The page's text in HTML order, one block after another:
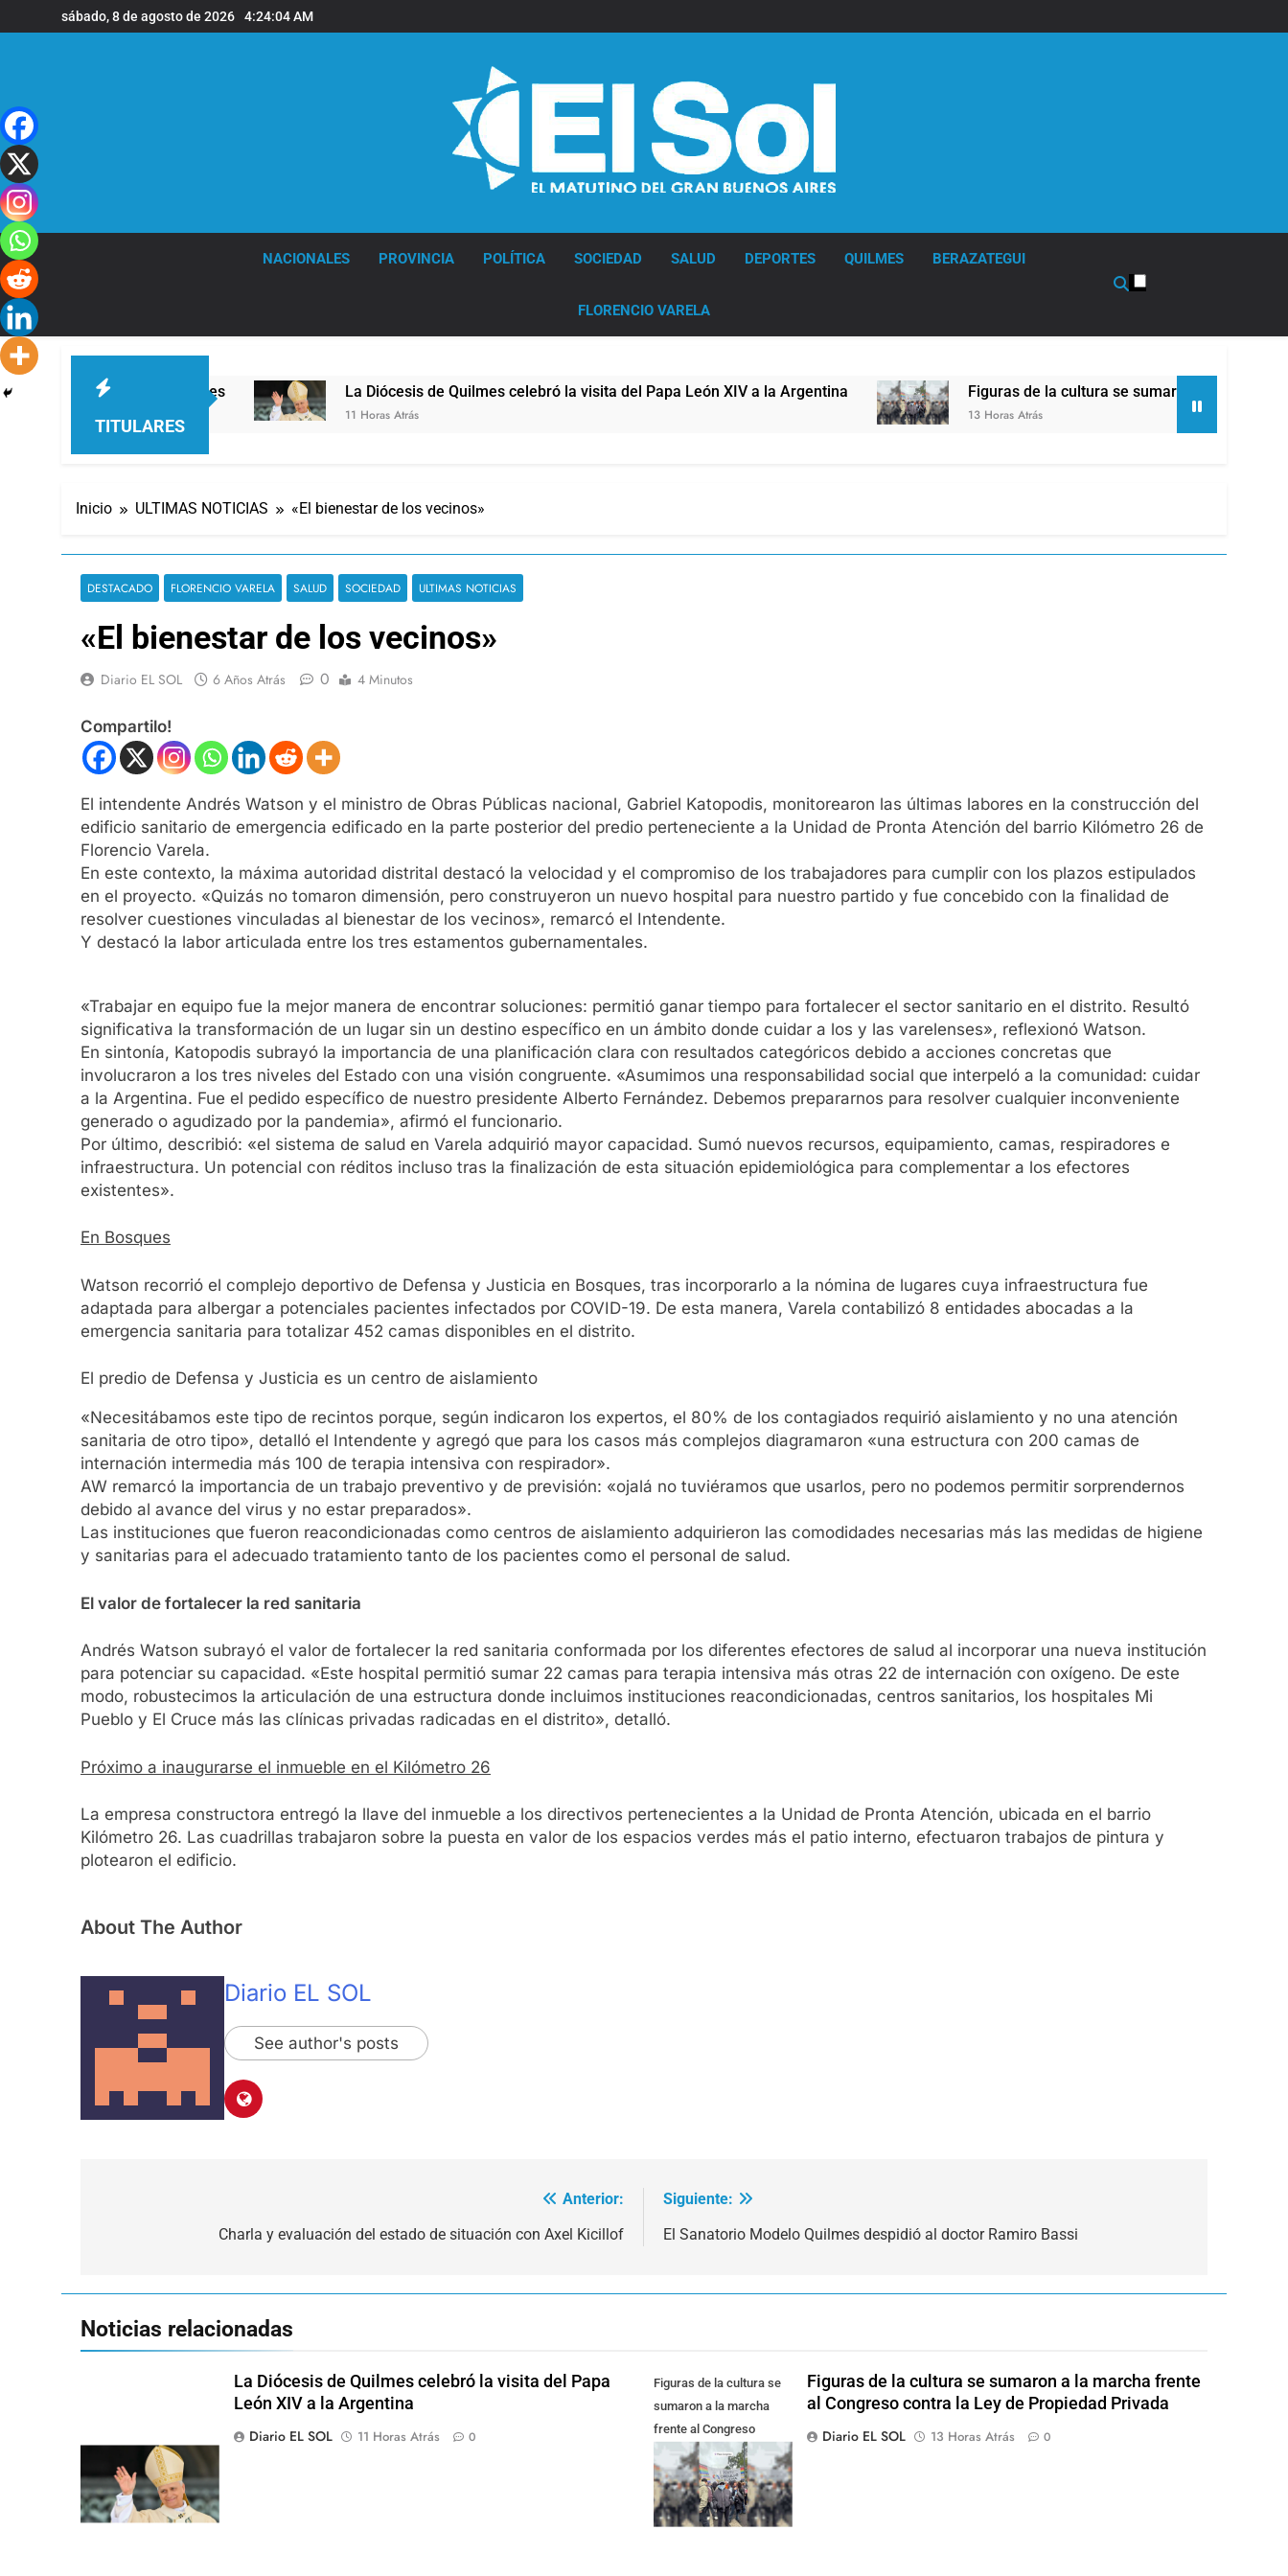
al
sábado, 8 de agosto de 2026 4:24:05 AM
NACIONALES PROVINCIA POLÍTICA SOCIEDAD SALUD DEPORTES QUILMES BERAZATEGUI
FLORENCIO VARELA
TITULARES
la sede de Quilmes La Diócesis de Quilmes celebró la visita del Papa León XIV a la Argentina
11 Horas Atrás
Figuras de la cultura se sumaron a la marcha frente al
13 Horas Atrás
Inicio ULTIMAS NOTICIAS «El bienestar de los vecinos»
DESTACADO FLORENCIO VARELA SALUD SOCIEDAD ULTIMAS NOTICIAS
«El bienestar de los vecinos»
Diario EL SOL 6 Años Atrás 0 4 Minutos
Compartilo!
El intendente Andrés Watson y el ministro de Obras Públicas nacional, Gabriel Katopodis, monitorearon las últimas labores en la construcción del
edificio sanitario de emergencia edificado en la parte posterior del predio perteneciente a la Unidad de Pronta Atención del barrio Kilómetro 26 de
Florencio Varela.
En este contexto, la máxima autoridad distrital destacó la velocidad y el compromiso de los trabajadores para cumplir con los plazos estipulados
en el proyecto. «Quizás no tomaron dimensión, pero construyeron un nuevo hospital para nuestro partido y fue concebido con la finalidad de
resolver cuestiones vinculadas al bienestar de los vecinos», remarcó el Intendente.
Y destacó la labor articulada entre los tres estamentos gubernamentales.
«Trabajar en equipo fue la mejor manera de encontrar soluciones: permitió ganar tiempo para fortalecer el sector sanitario en el distrito. Resultó
significativa la transformación de un lugar sin un destino específico en un ámbito donde cuidar a los y las varelenses», reflexionó Watson.
En sintonía, Katopodis subrayó la importancia de una planificación clara con resultados categóricos debido a acciones concretas que
involucraron a los tres niveles del Estado con una visión congruente. «Asumimos una responsabilidad social que interpeló a la comunidad: cuidar
a la Argentina. Fue el pedido específico de nuestro presidente Alberto Fernández. Debemos prepararnos para resolver cualquier inconveniente
generado o agudizado por la pandemia», afirmó el funcionario.
Por último, describió: «el sistema de salud en Varela adquirió mayor capacidad. Sumó nuevos recursos, equipamiento, camas, respiradores e
infraestructura. Un potencial con réditos incluso tras la finalización de esta situación epidemiológica para complementar a los efectores
existentes».
En Bosques
Watson recorrió el complejo deportivo de Defensa y Justicia en Bosques, tras incorporarlo a la nómina de lugares cuya infraestructura fue
adaptada para albergar a potenciales pacientes infectados por COVID-19. De esta manera, Varela contabilizó 8 entidades abocadas a la
emergencia sanitaria para totalizar 452 camas disponibles en el distrito.
El predio de Defensa y Justicia es un centro de aislamiento
«Necesitábamos este tipo de recintos porque, según indicaron los expertos, el 80% de los contagiados requirió aislamiento y no una atención
sanitaria de otro tipo», detalló el Intendente y agregó que para los casos más complejos diagramaron «una estructura con 200 camas de
internación intermedia más 100 de terapia intensiva con respirador».
AW remarcó la importancia de un trabajo preventivo y de previsión: «ojalá no tuviéramos que usarlos, pero no podemos permitir sorprendernos
debido al avance del virus y no estar preparados».
Las instituciones que fueron reacondicionadas como centros de aislamiento adquirieron las comodidades necesarias más las medidas de higiene
y sanitarias para el adecuado tratamiento tanto de los pacientes como el personal de salud.
El valor de fortalecer la red sanitaria
Andrés Watson subrayó el valor de fortalecer la red sanitaria conformada por los diferentes efectores de salud al incorporar una nueva institución
para potenciar su capacidad. «Este hospital permitió sumar 22 camas para terapia intensiva más otras 22 de internación con oxígeno. De este
modo, robustecimos la articulación de una estructura donde incluimos instituciones reacondicionadas, centros sanitarios, los hospitales Mi
Pueblo y El Cruce más las clínicas privadas radicadas en el distrito», detalló.
Próximo a inaugurarse el inmueble en el Kilómetro 26
La empresa constructora entregó la llave del inmueble a los directivos pertenecientes a la Unidad de Pronta Atención, ubicada en el barrio
Kilómetro 26. Las cuadrillas trabajaron sobre la puesta en valor de los espacios verdes más el patio interno, efectuaron trabajos de pintura y
plotearon el edificio.
About The Author
Diario EL SOL
See author's posts
Anterior:
Charla y evaluación del estado de situación con Axel Kicillof
Siguiente:
El Sanatorio Modelo Quilmes despidió al doctor Ramiro Bassi
Noticias relacionadas
La Diócesis de Quilmes celebró la visita del Papa
León XIV a la Argentina
Diario EL SOL
11 Horas Atrás 0
Figuras de la cultura se
sumaron a la marcha
frente al Congreso
contra la Ley de
Propiedad Privada
Figuras de la cultura se sumaron a la marcha frente
al Congreso contra la Ley de Propiedad Privada
Diario EL SOL
13 Horas Atrás 0